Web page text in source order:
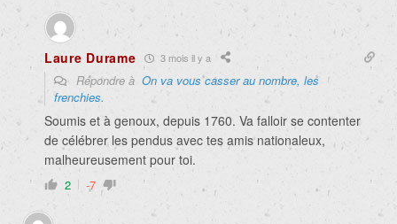
Laure Durame 3 mois il y a
Répondre à On va vous casser au nombre, les
frenchies.
Soumis et à genoux, depuis 1760. Va falloir se contenter
de célébrer les pendus avec tes amis nationaleux,
malheureusement pour toi.
2 -7